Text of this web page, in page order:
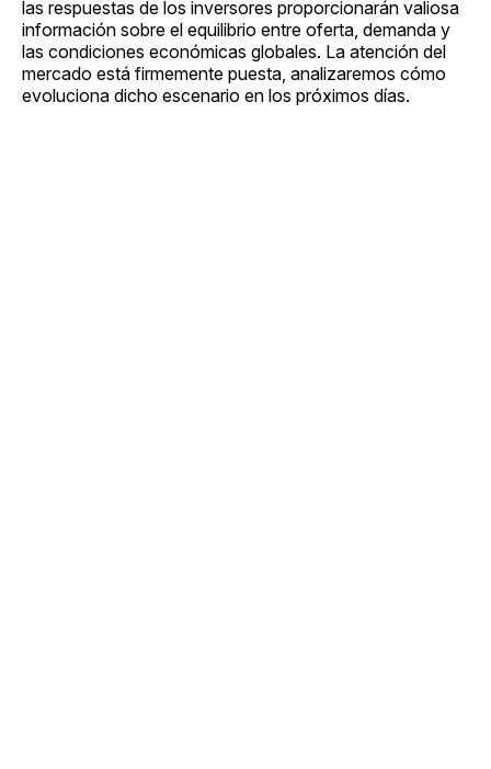
las respuestas de los inversores proporcionarán valiosa
información sobre el equilibrio entre oferta, demanda y
las condiciones económicas globales. La atención del
mercado está firmemente puesta, analizaremos cómo
evoluciona dicho escenario en los próximos días.